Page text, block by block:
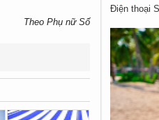
Theo Phụ nữ Số
Điện thoại